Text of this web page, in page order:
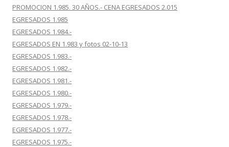
PROMOCION 1.985. 30 AÑOS.- CENA EGRESADOS 2.015
EGRESADOS 1.985
EGRESADOS 1.984.-
EGRESADOS EN 1.983 y fotos 02-10-13
EGRESADOS 1.983.-
EGRESADOS 1.982.-
EGRESADOS 1.981.-
EGRESADOS 1.980.-
EGRESADOS 1.979.-
EGRESADOS 1.978.-
EGRESADOS 1.977.-
EGRESADOS 1.975.-